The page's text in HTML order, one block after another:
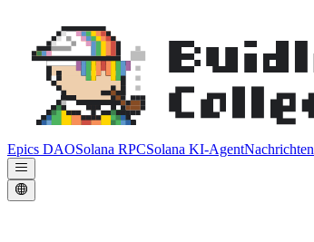
Epics DAOSolana RPCSolana KI-AgentNachrichten